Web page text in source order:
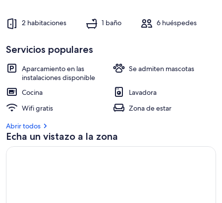
2 habitaciones 1 baño 6 huéspedes
Servicios populares
Aparcamiento en las
instalaciones disponible
Se admiten mascotas
Cocina
Lavadora
Wifi gratis
Zona de estar
Abrir todos
Echa un vistazo a la zona